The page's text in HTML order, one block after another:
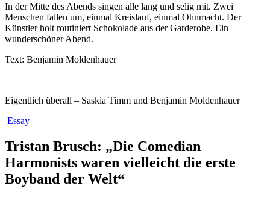
In der Mitte des Abends singen alle lang und selig mit. Zwei
Menschen fallen um, einmal Kreislauf, einmal Ohnmacht. Der
Künstler holt routiniert Schokolade aus der Garderobe. Ein
wunderschöner Abend.
Text: Benjamin Moldenhauer
Eigentlich überall – Saskia Timm und Benjamin Moldenhauer
Essay
Tristan Brusch: „Die Comedian
Harmonists waren vielleicht die erste
Boyband der Welt“